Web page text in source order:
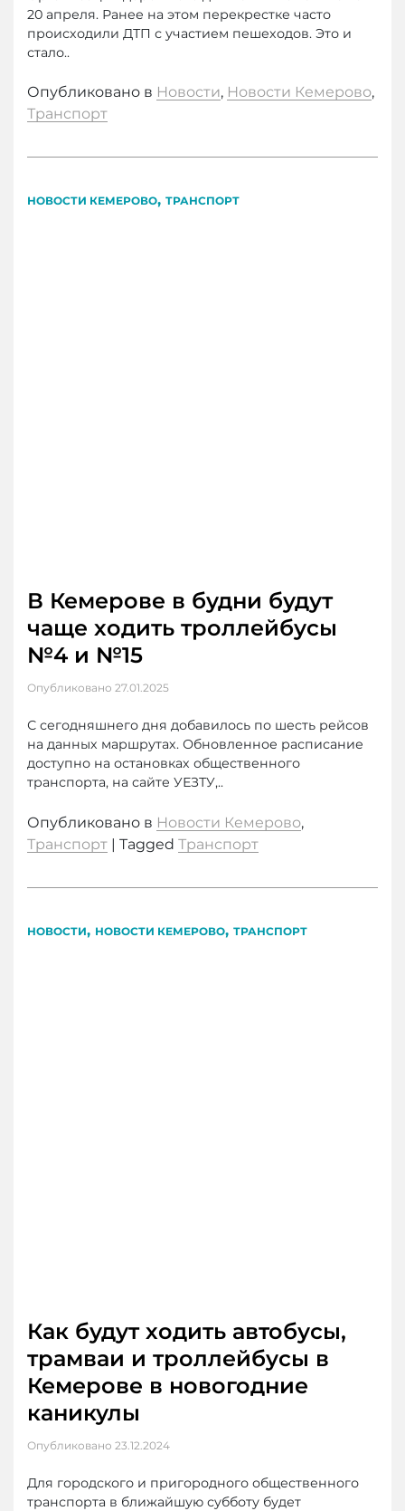
20 апреля. Ранее на этом перекрестке часто
происходили ДТП с участием пешеходов. Это и
стало..
Опубликовано в Новости, Новости Кемерово,
Транспорт
НОВОСТИ КЕМЕРОВО, ТРАНСПОРТ
В Кемерове в будни будут
чаще ходить троллейбусы
№4 и №15
Опубликовано 27.01.2025
С сегодняшнего дня добавилось по шесть рейсов
на данных маршрутах. Обновленное расписание
доступно на остановках общественного
транспорта, на сайте УЕЗТУ,..
Опубликовано в Новости Кемерово,
Транспорт | Tagged Транспорт
НОВОСТИ, НОВОСТИ КЕМЕРОВО, ТРАНСПОРТ
Как будут ходить автобусы,
трамваи и троллейбусы в
Кемерове в новогодние
каникулы
Опубликовано 23.12.2024
Для городского и пригородного общественного
транспорта в ближайшую субботу будет